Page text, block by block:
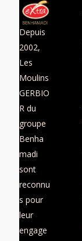
Depuis
2002,
Les
Moulins
GERBIO
R du
groupe
Benha
madi
sont
reconnu
s pour
leur
engage